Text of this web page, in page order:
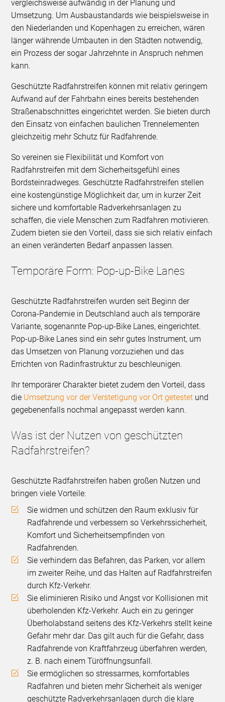
vergleichsweise aufwändig in der Planung und
Umsetzung. Um Ausbaustandards wie beispielsweise in
den Niederlanden und Kopenhagen zu erreichen, wären
länger währende Umbauten in den Städten notwendig,
ein Prozess der sogar Jahrzehnte in Anspruch nehmen
kann.
Geschützte Radfahrstreifen können mit relativ geringem
Aufwand auf der Fahrbahn eines bereits bestehenden
Straßenabschnittes eingerichtet werden. Sie bieten durch
den Einsatz von einfachen baulichen Trennelementen
gleichzeitig mehr Schutz für Radfahrende.
So vereinen sie Flexibilität und Komfort von
Radfahrstreifen mit dem Sicherheitsgefühl eines
Bordsteinradweges. Geschützte Radfahrstreifen stellen
eine kostengünstige Möglichkeit dar, um in kurzer Zeit
sichere und komfortable Radverkehrsanlagen zu
schaffen, die viele Menschen zum Radfahren motivieren.
Zudem bieten sie den Vorteil, dass sie sich relativ einfach
an einen veränderten Bedarf anpassen lassen.
Temporäre Form: Pop-up-Bike Lanes
Geschützte Radfahrstreifen wurden seit Beginn der
Corona-Pandemie in Deutschland auch als temporäre
Variante, sogenannte Pop-up-Bike Lanes, eingerichtet.
Pop-up-Bike Lanes sind ein sehr gutes Instrument, um
das Umsetzen von Planung vorzuziehen und das
Errichten von Radinfrastruktur zu beschleunigen.
Ihr temporärer Charakter bietet zudem den Vorteil, dass
die Umsetzung vor der Verstetigung vor Ort getestet und
gegebenenfalls nochmal angepasst werden kann.
Was ist der Nutzen von geschützten
Radfahrstreifen?
Geschützte Radfahrstreifen haben großen Nutzen und
bringen viele Vorteile:
Sie widmen und schützen den Raum exklusiv für
Radfahrende und verbessern so Verkehrssicherheit,
Komfort und Sicherheitsempfinden von
Radfahrenden.
Sie verhindern das Befahren, das Parken, vor allem
im zweiter Reihe, und das Halten auf Radfahrstreifen
durch Kfz-Verkehr.
Sie eliminieren Risiko und Angst vor Kollisionen mit
überholenden Kfz-Verkehr. Auch ein zu geringer
Überholabstand seitens des Kfz-Verkehrs stellt keine
Gefahr mehr dar. Das gilt auch für die Gefahr, dass
Radfahrende von Kraftfahrzeug überfahren werden,
z. B. nach einem Türöffnungsunfall.
Sie ermöglichen so stressarmes, komfortables
Radfahren und bieten mehr Sicherheit als weniger
geschützte Radverkehrsanlagen durch die klare